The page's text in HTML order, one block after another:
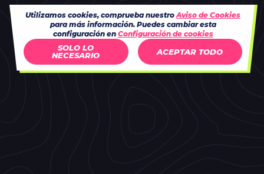
Utilizamos cookies, comprueba nuestroAviso de Cookies
para más información. Puedes cambiar esta
configuración en Configuración de cookies
SOLO LO
NECESARIO
ACEPTAR TODO